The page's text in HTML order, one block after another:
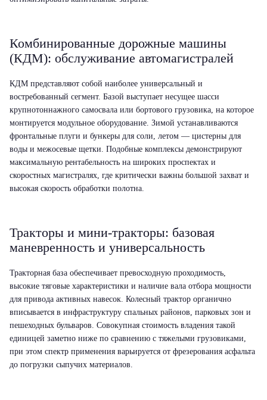
Комбинированные дорожные машины
(КДМ): обслуживание автомагистралей
КДМ представляют собой наиболее универсальный и
востребованный сегмент. Базой выступает несущее шасси
крупнотоннажного самосвала или бортового грузовика, на которое
монтируется модульное оборудование. Зимой устанавливаются
фронтальные плуги и бункеры для соли, летом — цистерны для
воды и межосевые щетки. Подобные комплексы демонстрируют
максимальную рентабельность на широких проспектах и
скоростных магистралях, где критически важны большой захват и
высокая скорость обработки полотна.
Тракторы и мини-тракторы: базовая
маневренность и универсальность
Тракторная база обеспечивает превосходную проходимость,
высокие тяговые характеристики и наличие вала отбора мощности
для привода активных навесок. Колесный трактор органично
вписывается в инфраструктуру спальных районов, парковых зон и
пешеходных бульваров. Совокупная стоимость владения такой
единицей заметно ниже по сравнению с тяжелыми грузовиками,
при этом спектр применения варьируется от фрезерования асфальта
до погрузки сыпучих материалов.